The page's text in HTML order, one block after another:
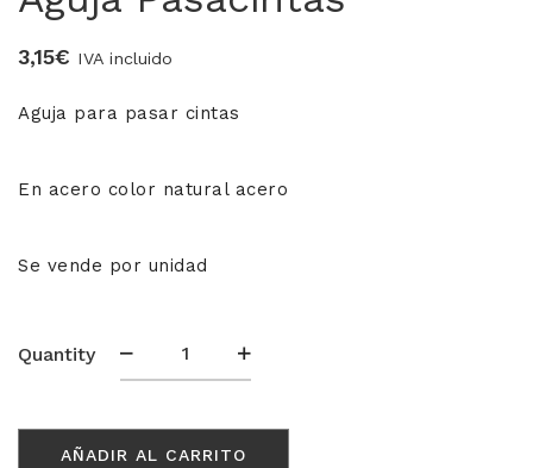
MERCERIA MARI
Blusones falleros
Conjuntos Batista
OUTLET FALLERA
¡No te pierdas nuestras ofertas!
3,15€ IVA incluido
Aguja para pasar cintas
En acero color natural acero
Se vende por unidad
Quantity
Aguja
Pasacintas
AÑADIR AL CARRITO